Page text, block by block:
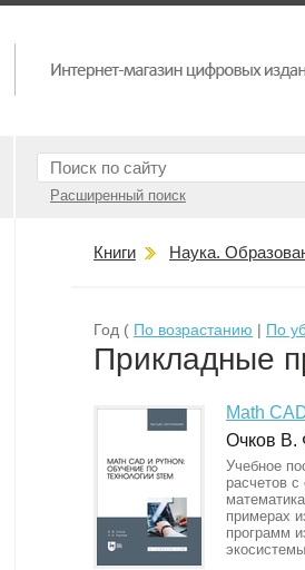
Расширенный поиск
Книги Наука.
Год ( По возрастанию | По
Прикладные
Math
Очков В.
Учебное
расчетов
примерах
программ